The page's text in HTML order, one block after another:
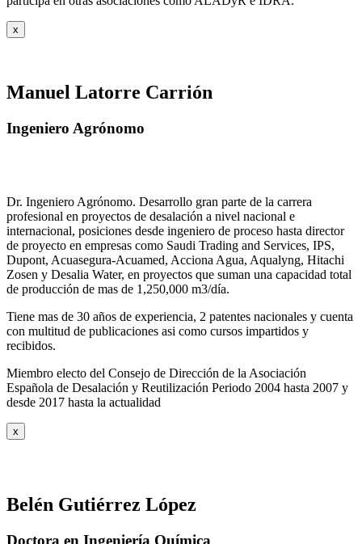
x
Manuel Latorre Carrión
Ingeniero Agrónomo
Dr. Ingeniero Agrónomo. Desarrollo gran parte de la carrera
profesional en proyectos de desalación a nivel nacional e
internacional, posiciones desde ingeniero de proceso hasta director
de proyecto en empresas como Saudi Trading and Services, IPS,
Dupont, Acuasegura-Acuamed, Acciona Agua, Aqualyng, Hitachi
Zosen y Desalia Water, en proyectos que suman una capacidad total
de producción de mas de 1,250,000 m3/día.
Tiene mas de 30 años de experiencia, 2 patentes nacionales y cuenta
con multitud de publicaciones asi como cursos impartidos y
recibidos.
Miembro electo del Consejo de Dirección de la Asociación
Española de Desalación y Reutilización Periodo 2004 hasta 2007 y
desde 2017 hasta la actualidad
x
Belén Gutiérrez López
Doctora en Ingeniería Química